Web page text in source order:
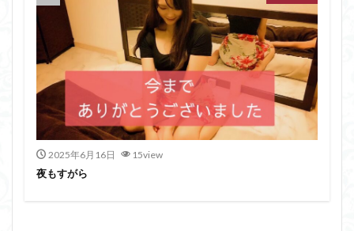
2025年6月16日 15view
夜もすがら